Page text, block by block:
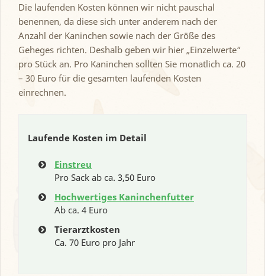
Die laufenden Kosten können wir nicht pauschal
benennen, da diese sich unter anderem nach der
Anzahl der Kaninchen sowie nach der Größe des
Geheges richten. Deshalb geben wir hier „Einzelwerte“
pro Stück an. Pro Kaninchen sollten Sie monatlich ca. 20
– 30 Euro für die gesamten laufenden Kosten
einrechnen.
Laufende Kosten im Detail
Einstreu
Pro Sack ab ca. 3,50 Euro
Hochwertiges Kaninchenfutter
Ab ca. 4 Euro
Tierarztkosten
Ca. 70 Euro pro Jahr